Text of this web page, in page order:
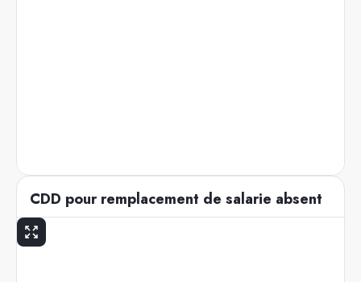
CDD pour remplacement de salarie absent